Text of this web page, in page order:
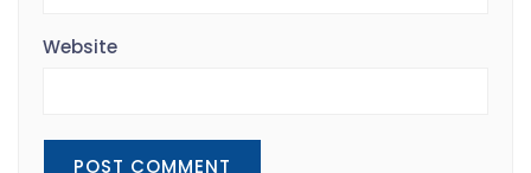
Website